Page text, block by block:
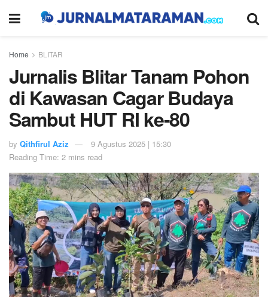
Home BLITAR
Jurnalis Blitar Tanam Pohon
di Kawasan Cagar Budaya
Sambut HUT RI ke-80
by Qithfirul Aziz
9 Agustus 2025 | 15:30
Reading Time: 2 mins read